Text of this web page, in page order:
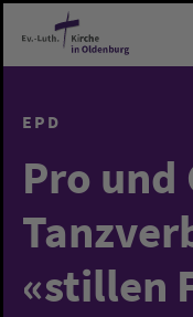
Zum Hauptinhalt
EPD
Pro und
«stillen